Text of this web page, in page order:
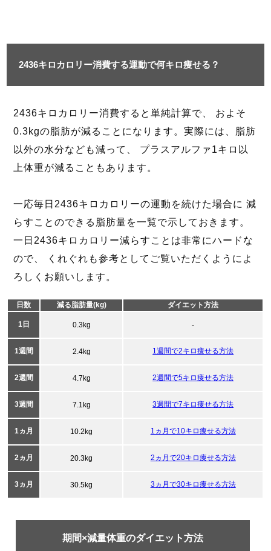
2436キロカロリー消費する運動で何キロ痩せる？
2436キロカロリー消費すると単純計算で、 およそ
0.3kgの脂肪が減ることになります。実際には、脂肪
以外の水分なども減って、 プラスアルファ1キロ以
上体重が減ることもあります。
一応毎日2436キロカロリーの運動を続けた場合に 減
らすことのできる脂肪量を一覧で示しておきます。
一日2436キロカロリー減らすことは非常にハードな
ので、 くれぐれも参考としてご覧いただくようによ
ろしくお願いします。
日数 減る脂肪量(kg) ダイエット方法
1日 0.3kg -
1週間 2.4kg 1週間で2キロ痩せる方法
2週間 4.7kg 2週間で5キロ痩せる方法
3週間 7.1kg 3週間で7キロ痩せる方法
1ヵ月 10.2kg 1ヵ月で10キロ痩せる方法
2ヵ月 20.3kg 2ヵ月で20キロ痩せる方法
3ヵ月 30.5kg 3ヵ月で30キロ痩せる方法
期間×減量体重のダイエット方法